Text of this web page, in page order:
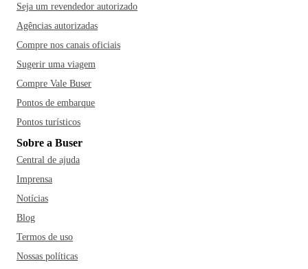
Seja um revendedor autorizado
Agências autorizadas
Compre nos canais oficiais
Sugerir uma viagem
Compre Vale Buser
Pontos de embarque
Pontos turísticos
Sobre a Buser
Central de ajuda
Imprensa
Notícias
Blog
Termos de uso
Nossas políticas